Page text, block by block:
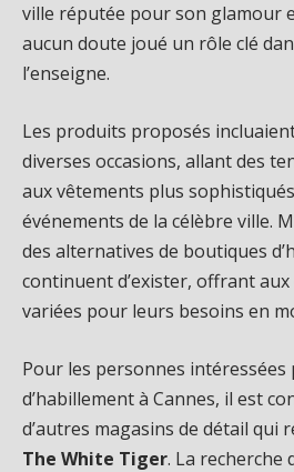
ville réputée pour son glamour
aucun doute joué un rôle clé
l’enseigne.
Les produits proposés
diverses occasions, allant des
aux vêtements plus
événements de la célèbre ville.
des alternatives de boutiques
continuent d’exister, offrant
variées pour leurs besoins en
Pour les personnes intéressées
d’habillement à Cannes, il est
d’autres magasins de détail qui
The White Tiger. La recherche